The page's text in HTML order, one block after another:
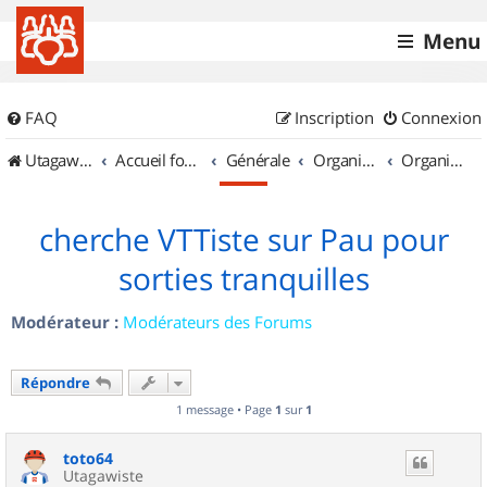
Menu
FAQ Connexion
Inscription
UtagawaVTT (Randos VTT et VTTAE avec traces GPS)
Accueil forum Générale Organisation de sorties & Recherche de partenaires Organisation de sorties en région Aquitaine
cherche VTTiste sur Pau pour
sorties tranquilles
Modérateur : Modérateurs des Forums
Répondre
1 message • Page 1 sur 1
toto64
Utagawiste